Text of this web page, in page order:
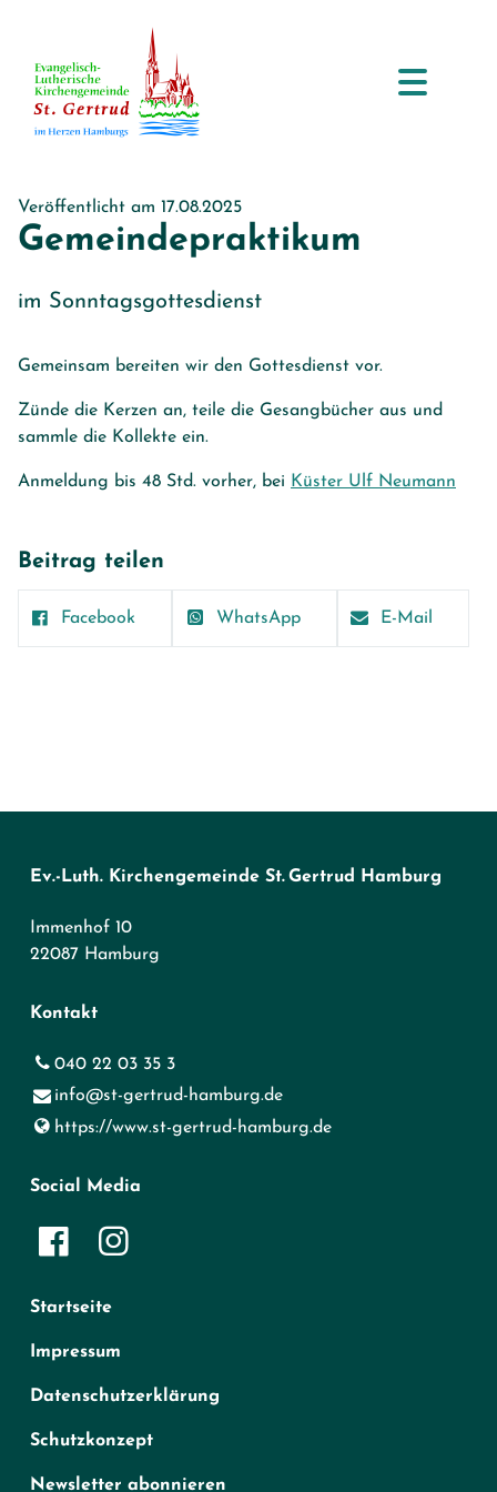
Veröffentlicht am 17.08.2025
Gemeindepraktikum
im Sonntagsgottesdienst
Gemeinsam bereiten wir den Gottesdienst vor.
Zünde die Kerzen an, teile die Gesangbücher aus und
sammle die Kollekte ein.
Anmeldung bis 48 Std. vorher, bei Küster Ulf Neumann
Beitrag teilen
Facebook WhatsApp E-Mail
Ev.-Luth. Kirchengemeinde St. Gertrud Hamburg
Immenhof 10
22087 Hamburg
Kontakt
040 22 03 35 3
info@​st-gertrud-hamburg.​de
https://www.​st-gertrud-hamburg.​de
Social Media
Startseite
Impressum
Datenschutzerklärung
Schutzkonzept
Newsletter abonnieren